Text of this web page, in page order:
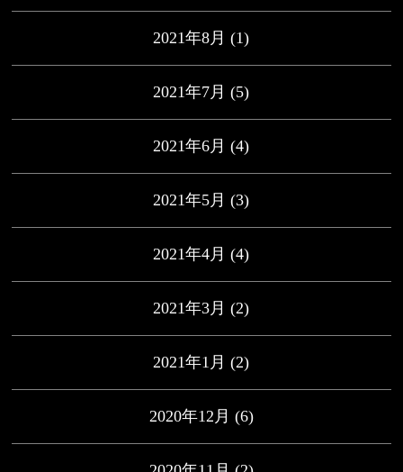
2021年8月 (1)
2021年7月 (5)
2021年6月 (4)
2021年5月 (3)
2021年4月 (4)
2021年3月 (2)
2021年1月 (2)
2020年12月 (6)